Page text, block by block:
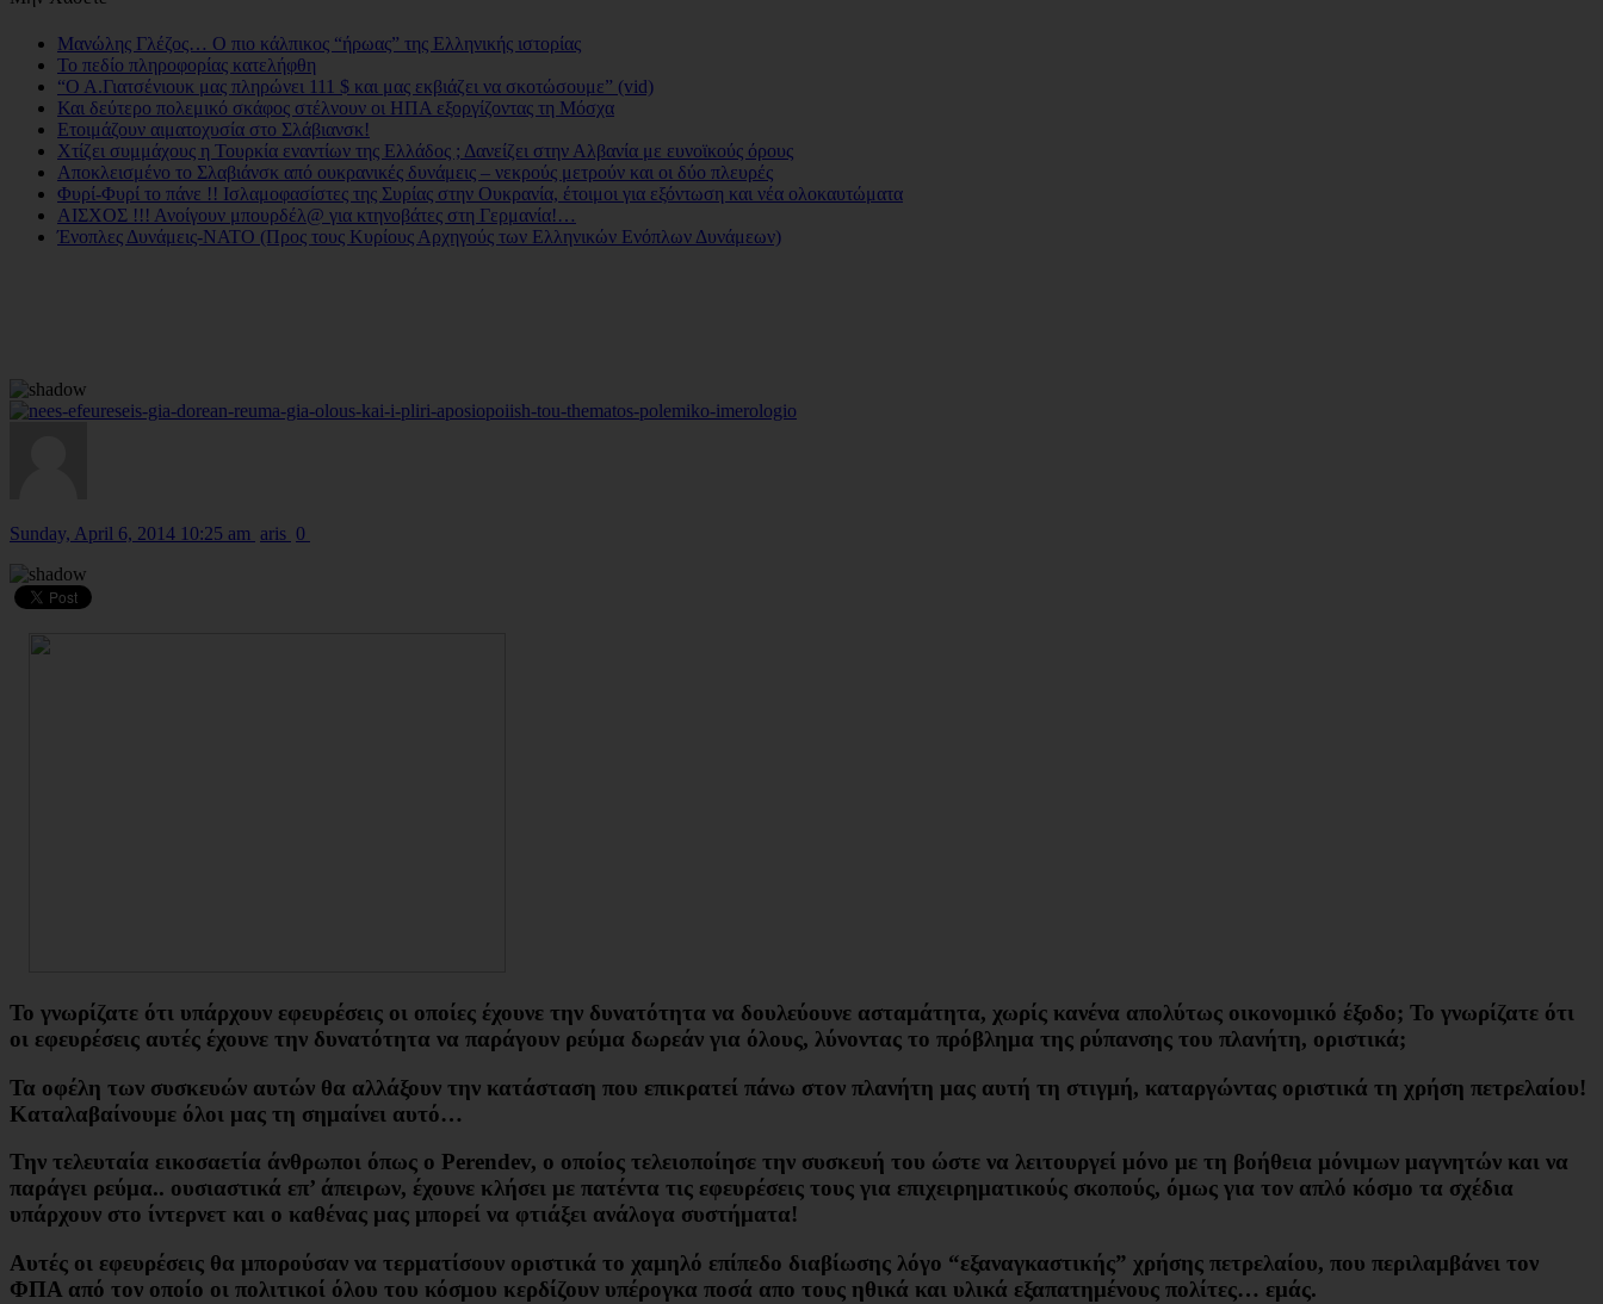
Μανώλης Γλέζος… Ο πιο κάλπικος “ήρωας” της Ελληνικής ιστορίας
Το πεδίο πληροφορίας κατελήφθη
“Ο Α.Γιατσένιουκ μας πληρώνει 111 $ και μας εκβιάζει να σκοτώσουμε” (vid)
Και δεύτερο πολεμικό σκάφος στέλνουν οι ΗΠΑ εξοργίζοντας τη Μόσχα
Ετοιμάζουν αιματοχυσία στο Σλάβιανσκ!
Χτίζει συμμάχους η Τουρκία εναντίων της Ελλάδος ; Δανείζει στην Αλβανία με ευνοϊκούς όρους
Αποκλεισμένο το Σλαβιάνσκ από ουκρανικές δυνάμεις – νεκρούς μετρούν και οι δύο πλευρές
Φυρί-Φυρί το πάνε !! Ισλαμοφασίστες της Συρίας στην Ουκρανία, έτοιμοι για εξόντωση και νέα ολοκαυτώματα
ΑΙΣΧΟΣ !!! Ανοίγουν μπουρδέλ@ για κτηνοβάτες στη Γερμανία!…
Ένοπλες Δυνάμεις-ΝΑΤΟ (Προς τους Κυρίους Αρχηγούς των Ελληνικών Ενόπλων Δυνάμεων)
Sunday, April 6, 2014 10:25 am aris 0
Το γνωρίζατε ότι υπάρχουν εφευρέσεις οι οποίες έχουνε την δυνατότητα να δουλεύουνε ασταμάτητα, χωρίς κανένα απολύτως οικονομικό έξοδο; Το γνωρίζατε ότι
οι εφευρέσεις αυτές έχουνε την δυνατότητα να παράγουν ρεύμα δωρεάν για όλους, λύνοντας το πρόβλημα της ρύπανσης του πλανήτη, οριστικά;
Τα οφέλη των συσκευών αυτών θα αλλάξουν την κατάσταση που επικρατεί πάνω στον πλανήτη μας αυτή τη στιγμή, καταργώντας οριστικά τη χρήση πετρελαίου!
Καταλαβαίνουμε όλοι μας τη σημαίνει αυτό…
Την τελευταία εικοσαετία άνθρωποι όπως ο Perendev, o οποίος τελειοποίησε την συσκευή του ώστε να λειτουργεί μόνο με τη βοήθεια μόνιμων μαγνητών και να
παράγει ρεύμα.. ουσιαστικά επ’ άπειρων, έχουνε κλήσει με πατέντα τις εφευρέσεις τους για επιχειρηματικούς σκοπούς, όμως για τον απλό κόσμο τα σχέδια
υπάρχουν στο ίντερνετ και ο καθένας μας μπορεί να φτιάξει ανάλογα συστήματα!
Αυτές οι εφευρέσεις θα μπορούσαν να τερματίσουν οριστικά το χαμηλό επίπεδο διαβίωσης λόγο “εξαναγκαστικής” χρήσης πετρελαίου, που περιλαμβάνει τον
ΦΠΑ από τον οποίο οι πολιτικοί όλου του κόσμου κερδίζουν υπέρογκα ποσά απο τους ηθικά και υλικά εξαπατημένους πολίτες… εμάς.